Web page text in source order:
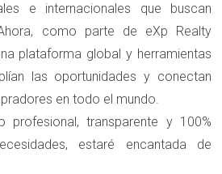
Aunque hay ventajas
hay que considerar que las
generar obligaciones
siempre son evidentes.
Si no se gestionan
las donaciones pueden dar lugar
entre los miembros de la familia.
e internacionales que buscan
como parte de eXp Realty
plataforma global y herramientas
las oportunidades y conectan
en todo el mundo.
profesional, transparente y 100%
estaré encantada de